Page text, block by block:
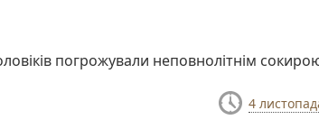
погрожували неповнолітнім
4